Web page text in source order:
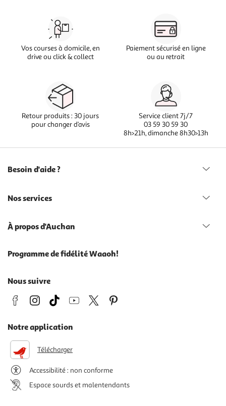
Vos courses à domicile, en
drive ou click & collect
Paiement sécurisé en ligne
ou au retrait
Retour produits : 30 jours
pour changer d’avis
Service client 7j/7
03 59 30 59 30
8h>21h, dimanche 8h30>13h
Besoin d'aide ?
Nos services
À propos d'Auchan
Programme de fidélité Waaoh!
Nous suivre
Notre application
Télécharger
Accessibilité : non conforme
Espace sourds et malentendants